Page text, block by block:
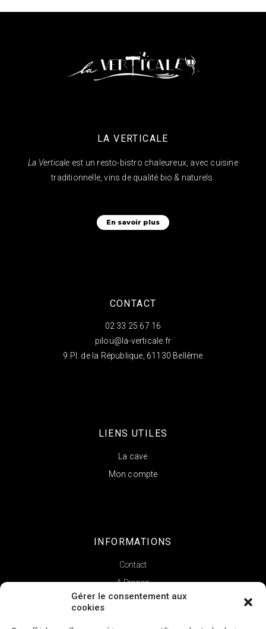
Gérer le consentement aux
cookies
LA VERTICALE
La Verticale est un resto-bistro chaleureux, avec cuisine
traditionnelle, vins de qualité bio & naturels.
En savoir plus
CONTACT
02 33 25 67 16
pilou@la-verticale.fr
9 Pl. de la République, 61130 Bellême
LIENS UTILES
La cave
Mon compte
INFORMATIONS
Contact
A Propos